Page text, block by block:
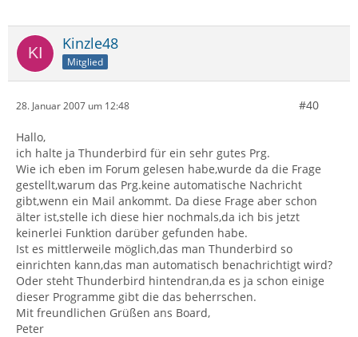
Kinzle48
Mitglied
28. Januar 2007 um 12:48 #40
Hallo,
ich halte ja Thunderbird für ein sehr gutes Prg.
Wie ich eben im Forum gelesen habe,wurde da die Frage
gestellt,warum das Prg.keine automatische Nachricht
gibt,wenn ein Mail ankommt. Da diese Frage aber schon
älter ist,stelle ich diese hier nochmals,da ich bis jetzt
keinerlei Funktion darüber gefunden habe.
Ist es mittlerweile möglich,das man Thunderbird so
einrichten kann,das man automatisch benachrichtigt wird?
Oder steht Thunderbird hintendran,da es ja schon einige
dieser Programme gibt die das beherrschen.
Mit freundlichen Grüßen ans Board,
Peter